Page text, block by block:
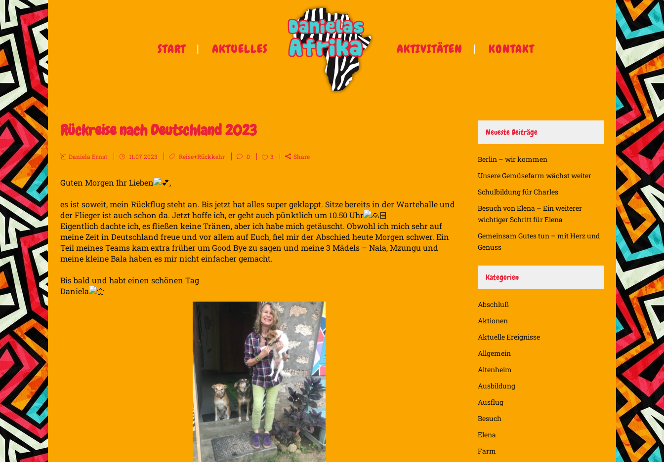
START AKTUELLES AKTIVITÄTEN KONTAKT
Rückreise nach Deutschland 2023
Daniela Ernst 11.07.2023 Reise+Rückkehr 0 3 Share
Guten Morgen Ihr Lieben ,
es ist soweit, mein Rückflug steht an. Bis jetzt hat alles super geklappt. Sitze bereits in der Wartehalle und
der Flieger ist auch schon da. Jetzt hoffe ich, er geht auch pünktlich um 10.50 Uhr
Eigentlich dachte ich, es fließen keine Tränen, aber ich habe mich getäuscht. Obwohl ich mich sehr auf
meine Zeit in Deutschland freue und vor allem auf Euch, fiel mir der Abschied heute Morgen schwer. Ein
Teil meines Teams kam extra früher um Good Bye zu sagen und meine 3 Mädels – Nala, Mzungu und
meine kleine Bala haben es mir nicht einfacher gemacht.
Bis bald und habt einen schönen Tag
Daniela
Neueste Beiträge
Berlin – wir kommen
Unsere Gemüsefarm wächst weiter
Schulbildung für Charles
Besuch von Elena – Ein weiterer
wichtiger Schritt für Elena
Gemeinsam Gutes tun – mit Herz und
Genuss
Kategorien
Abschluß
Aktionen
Aktuelle Ereignisse
Allgemein
Altenheim
Ausbildung
Ausflug
Besuch
Elena
Farm